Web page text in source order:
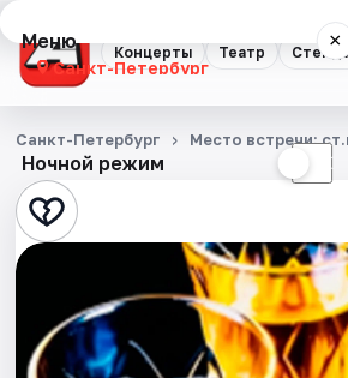
Концерты Театр
Меню ×
Санкт-Петербург
Концерты
Театр
Стендап
Выставки
Квесты
Ночной режим ☾
Санкт-Петербург Место встречи: